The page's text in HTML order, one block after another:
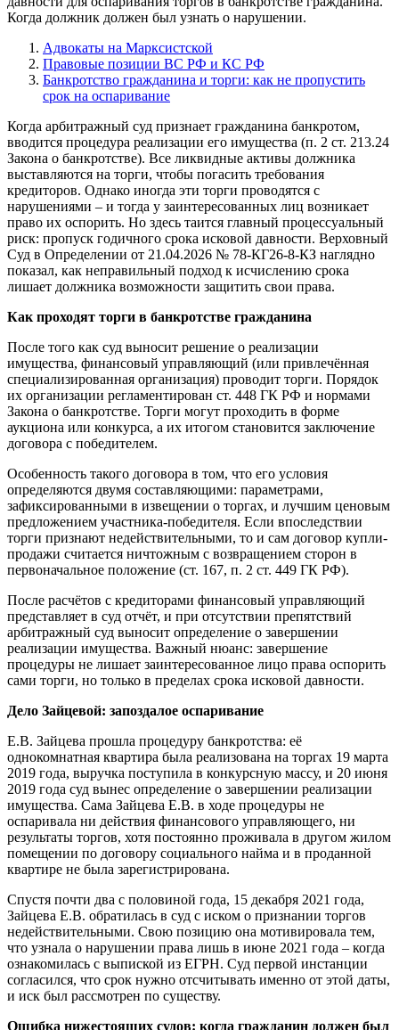
Когда должник должен был узнать о нарушении.
Адвокаты на Марксистской
Правовые позиции ВС РФ и КС РФ
Банкротство гражданина и торги: как не пропустить
срок на оспаривание
Когда арбитражный суд признает гражданина банкротом,
вводится процедура реализации его имущества (п. 2 ст. 213.24
Закона о банкротстве). Все ликвидные активы должника
выставляются на торги, чтобы погасить требования
кредиторов. Однако иногда эти торги проводятся с
нарушениями – и тогда у заинтересованных лиц возникает
право их оспорить. Но здесь таится главный процессуальный
риск: пропуск годичного срока исковой давности. Верховный
Суд в Определении от 21.04.2026 № 78-КГ26-8-КЗ наглядно
показал, как неправильный подход к исчислению срока
лишает должника возможности защитить свои права.
Как проходят торги в банкротстве гражданина
После того как суд выносит решение о реализации
имущества, финансовый управляющий (или привлечённая
специализированная организация) проводит торги. Порядок
их организации регламентирован ст. 448 ГК РФ и нормами
Закона о банкротстве. Торги могут проходить в форме
аукциона или конкурса, а их итогом становится заключение
договора с победителем.
Особенность такого договора в том, что его условия
определяются двумя составляющими: параметрами,
зафиксированными в извещении о торгах, и лучшим ценовым
предложением участника-победителя. Если впоследствии
торги признают недействительными, то и сам договор купли-
продажи считается ничтожным с возвращением сторон в
первоначальное положение (ст. 167, п. 2 ст. 449 ГК РФ).
После расчётов с кредиторами финансовый управляющий
представляет в суд отчёт, и при отсутствии препятствий
арбитражный суд выносит определение о завершении
реализации имущества. Важный нюанс: завершение
процедуры не лишает заинтересованное лицо права оспорить
сами торги, но только в пределах срока исковой давности.
Дело Зайцевой: запоздалое оспаривание
Е.В. Зайцева прошла процедуру банкротства: её
однокомнатная квартира была реализована на торгах 19 марта
2019 года, выручка поступила в конкурсную массу, и 20 июня
2019 года суд вынес определение о завершении реализации
имущества. Сама Зайцева Е.В. в ходе процедуры не
оспаривала ни действия финансового управляющего, ни
результаты торгов, хотя постоянно проживала в другом жилом
помещении по договору социального найма и в проданной
квартире не была зарегистрирована.
Спустя почти два с половиной года, 15 декабря 2021 года,
Зайцева Е.В. обратилась в суд с иском о признании торгов
недействительными. Свою позицию она мотивировала тем,
что узнала о нарушении права лишь в июне 2021 года – когда
ознакомилась с выпиской из ЕГРН. Суд первой инстанции
согласился, что срок нужно отсчитывать именно от этой даты,
и иск был рассмотрен по существу.
Ошибка нижестоящих судов: когда гражданин должен был